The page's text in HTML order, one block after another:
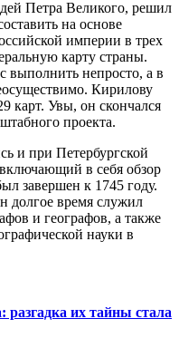
Петра Великого, решил
на основе
империи в трех
карту страны.
выполнить непросто, а в
Кирилову
карт. Увы, он скончался
проекта.
и при Петербургской
включающий в себя обзор
завершен к 1745 году.
долгое время служил
и географов, а также
науки в
их тайны стала